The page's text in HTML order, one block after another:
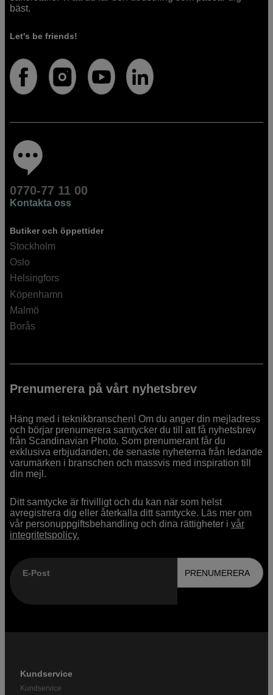
bäst.
Let's be friends!
0770-77 11 00
Kontakta oss
Butiker och öppettider
Stockholm
Oslo
Helsingfors
Köpenhamn
Malmö
Borås
Prenumerera på vårt nyhetsbrev
Häng med i teknikbranschen! Om du anger din mejladress
och börjar prenumerera samtycker du till att få nyhetsbrev
från Scandinavian Photo. Som prenumerant får du
exklusiva erbjudanden, de senaste nyheterna från ledande
varumärken i branschen och massvis med inspiration till
din mejl.
Ditt samtycke är frivilligt och du kan när som helst
avregistrera dig eller återkalla ditt samtycke. Läs mer om
vår personuppgiftsbehandling och dina rättigheter ivår
integritetspolicy.
E-Post PRENUMERERA
Kundservice
Kundservice